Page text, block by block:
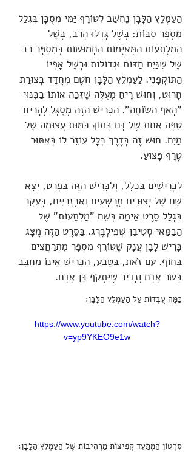
הַעַמְלֵץ הַלָּבָן נֶחְשַׁב לְטּוֹרֵף יַּמִּי מְסֻכָּן בִּגְלַל
מִסְפָּר סִבּוֹת: בְּשֶׁל גָּדְלוּ הָרַב, בְּשֶׁל
הַמַלְתֵעוֹת הַמְּאַיְּמוֹת הַחָמוּשׁוֹת בְּמִסְפָּר רַב
שֶׁל שִׁנַּיִם חַדּוֹת וּגְדוֹלוֹת וּבְשֶׁל אָפְיוֹ
הַתּוֹקְפָנִי. לַעַמְלֵץ הַלָּבָן חֹטֶם מְחֻדָּד בְּצוּרַת
חָרוּט, וְחוּשׁ רֵיחַ מְעֻלֶּה שֶׁזִּכָּה אוֹתוֹ בַּכִּנּוּי
"הָאַף הַשּׂוֹחֶה". הַכָּרִישׁ הַזֶּה מְסֻגָּל לְהָרִיחַ
טִפָּה אַחַת שֶׁל דָּם בְּתוֹךְ כַּמּוּת עֲצוּמָה שֶׁל
מַיִם. חוּשׁ זֶה בְּדֶרֶךְ כְּלָל עוֹזֵר לוֹ בְּאִתּוּר
טֶרֶף פָּצוּעַ.
לִכְרִישִׁים בִּכְלָל, וְלַכָּרִישׁ הַזֶּה בִּפְרָט, יָצָא
שֵׁם שֶׁל יְצוּרִים מְרֻשָׁעִים וְאַכְזָרִיִּים, בְּעִקָּר
בִּגְלַל סֶרֶט אֵימָה בְּשֵׁם "מַלְתֵעוֹת" שֶׁל
הַבַּמַּאי סְטִיבֵן שְׁפִּילְבֶּרְג. בַּסֶּרֶט הַזֶּה מֻצָּג
כָּרִישׁ לָבָן עֲנָק שֶׁטּוֹרֵף מִסְפָּר מִתְרַחֲצִים
בְּחוֹף. עִם זֹאת, בַּטֶּבַע, הַכָּרִישׁ אֵינוֹ מְחַבֵּב
בְּשַׂר אָדָם וְנָדִיר שֶׁיִּתְקֹף בֵּן אָדָם.
כַּמָּה עֻבְדּוֹת עַל הַעַמְלֵץ הַלָּבָן:
https://www.youtube.com/watch?
v=yp9YKEO9e1w
סִרְטוֹן הַמְּתַעֵד קְפִיצוֹת מַרְהִיבוֹת שֶׁל הַעַמְלֵץ הַלָּבָן: